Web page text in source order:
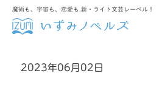
魔術も、宇宙も、恋愛も.新・ライト文芸レーベル！
2023年06月02日